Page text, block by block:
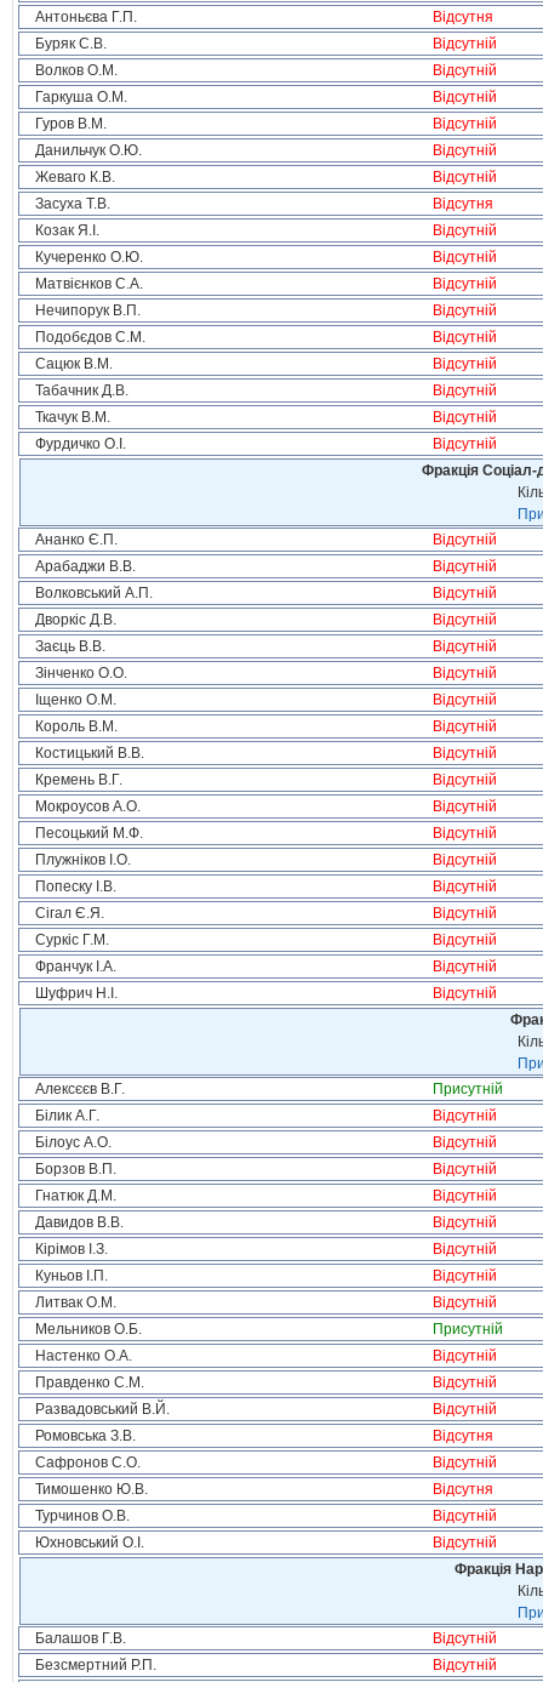
Антоньєва Г.П.
Відсутня
Буряк С.В.
Відсутній
Волков О.М.
Відсутній
Гаркуша О.М.
Відсутній
Гуров В.М.
Відсутній
Данильчук О.Ю.
Відсутній
Жеваго К.В.
Відсутній
Засуха Т.В.
Відсутня
Козак Я.І.
Відсутній
Кучеренко О.Ю.
Відсутній
Матвієнков С.А.
Відсутній
Нечипорук В.П.
Відсутній
Подобєдов С.М.
Відсутній
Сацюк В.М.
Відсутній
Табачник Д.В.
Відсутній
Ткачук В.М.
Відсутній
Фурдичко О.І.
Відсутній
Фракція Соціал-
Ананко Є.П.
Відсутній
Арабаджи В.В.
Відсутній
Волковський А.П.
Відсутній
Дворкіс Д.В.
Відсутній
Заєць В.В.
Відсутній
Зінченко О.О.
Відсутній
Іщенко О.М.
Відсутній
Король В.М.
Відсутній
Костицький В.В.
Відсутній
Кремень В.Г.
Відсутній
Мокроусов А.О.
Відсутній
Песоцький М.Ф.
Відсутній
Плужніков І.О.
Відсутній
Попеску І.В.
Відсутній
Сігал Є.Я.
Відсутній
Суркіс Г.М.
Відсутній
Франчук І.А.
Відсутній
Шуфрич Н.І.
Відсутній
Алексєєв В.Г.
Присутній
Білик А.Г.
Відсутній
Білоус А.О.
Відсутній
Борзов В.П.
Відсутній
Гнатюк Д.М.
Відсутній
Давидов В.В.
Відсутній
Кірімов І.З.
Відсутній
Куньов І.П.
Відсутній
Литвак О.М.
Відсутній
Мельников О.Б.
Присутній
Настенко О.А.
Відсутній
Правденко С.М.
Відсутній
Развадовський В.Й.
Відсутній
Ромовська З.В.
Відсутня
Сафронов С.О.
Відсутній
Тимошенко Ю.В.
Відсутня
Турчинов О.В.
Відсутній
Юхновський О.І.
Відсутній
Фракція
Балашов Г.В.
Відсутній
Безсмертний Р.П.
Відсутній